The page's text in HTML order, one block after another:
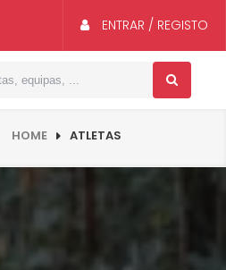
ENTRAR / REGISTO
HOME ATLETAS